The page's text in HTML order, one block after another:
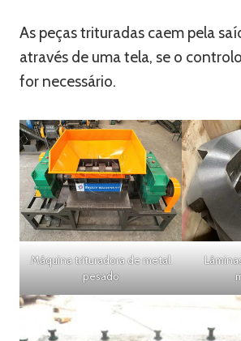
As peças trituradas caem pela
através de uma tela, se o
for necessário.
Máquina trituradora de metal
pesado